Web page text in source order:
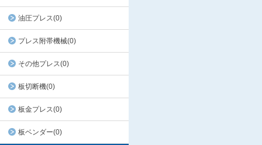
油圧プレス(0)
プレス附帯機械(0)
その他プレス(0)
板切断機(0)
板金プレス(0)
板ベンダー(0)